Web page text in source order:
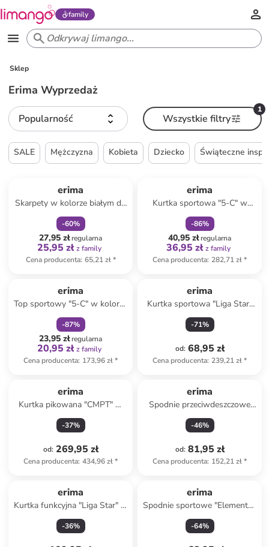
family
Sklep
Erima Wyprzedaż
Popularność
1
Wszystkie filtry
SALE Mężczyzna Kobieta Dziecko Świąteczne
erima
Skarpety w kolorze białym do
biegania
-60%
27,95 złregularna
25,95 zł z family
Cena producenta: 65,21 zł*
erima
Kurtka sportowa "5-C" w
kolorze zielono-czarnym
-86%
40,95 złregularna
36,95 zł z family
Cena producenta: 282,71 zł*
erima
Top sportowy "5-C" w kolorze
czarno-szarym
-87%
23,95 złregularna
20,95 zł z family
Cena producenta: 173,96 zł*
erima
Kurtka sportowa "Liga Star"
w kolorze antracytowym
-71%
od: 68,95 zł
Cena producenta: 239,21 zł*
erima
Kurtka pikowana "CMPT" w
kolorze czarnym
-37%
od: 269,95 zł
Cena producenta: 434,96 zł*
erima
Spodnie przeciwdeszczowe
"Team" w kolorze czarnym
-46%
od: 81,95 zł
Cena producenta: 152,21 zł*
erima
Kurtka funkcyjna "Liga Star" w
kolorze szarym
-36%
erima
Spodnie sportowe "Elemental"
w kolorze czarnym
-64%